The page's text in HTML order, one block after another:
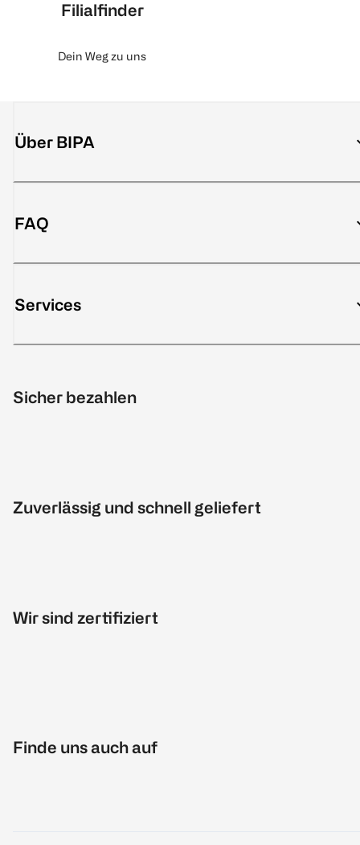
Filialfinder
Dein Weg zu uns
Über BIPA
FAQ
Services
Sicher bezahlen
Zuverlässig und schnell geliefert
Wir sind zertifiziert
Finde uns auch auf